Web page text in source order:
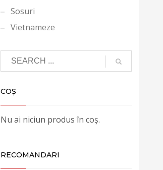
Sosuri
Vietnameze
COȘ
Nu ai niciun produs în coș.
RECOMANDARI